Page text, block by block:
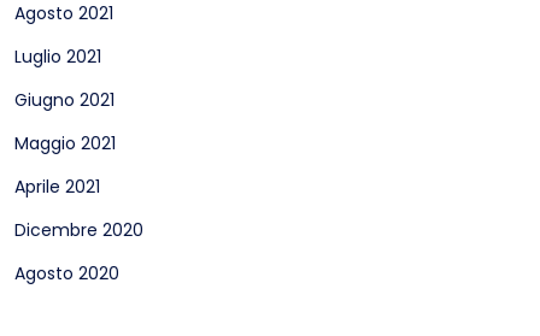
Agosto 2021
Luglio 2021
Giugno 2021
Maggio 2021
Aprile 2021
Dicembre 2020
Agosto 2020